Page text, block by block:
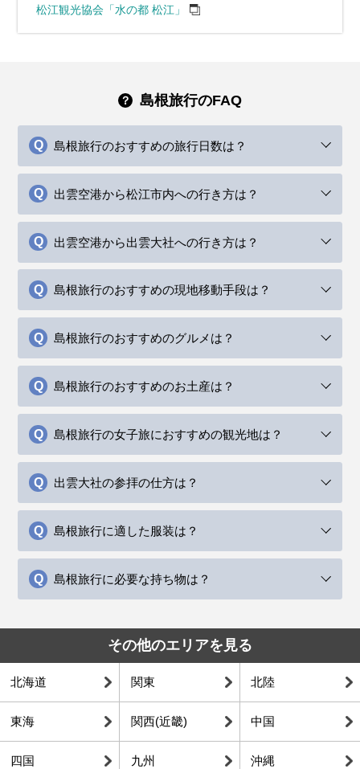
松江観光協会「水の都 松江」
島根旅行のFAQ
島根旅行のおすすめの旅行日数は？
出雲空港から松江市内への行き方は？
出雲空港から出雲大社への行き方は？
島根旅行のおすすめの現地移動手段は？
島根旅行のおすすめのグルメは？
島根旅行のおすすめのお土産は？
島根旅行の女子旅におすすめの観光地は？
出雲大社の参拝の仕方は？
島根旅行に適した服装は？
島根旅行に必要な持ち物は？
その他のエリアを見る
北海道 関東 北陸
東海 関西(近畿) 中国
四国 九州 沖縄